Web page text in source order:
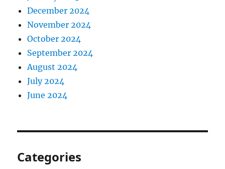
December 2024
November 2024
October 2024
September 2024
August 2024
July 2024
June 2024
Categories